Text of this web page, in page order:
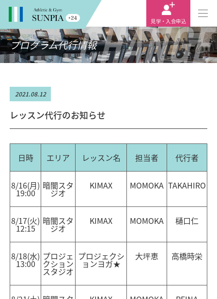
見学・入会申込
CHANGE
プログラム代行情報
2021.08.12
レッスン代行のお知らせ
日時 エリア レッスン名 担当者 代行者
8/16(月)
19:00
暗闇スタ
ジオ
KIMAX MOMOKA TAKAHIRO
8/17(火)
12:15
暗闇スタ
ジオ
KIMAX MOMOKA 樋口仁
8/18(水)
13:00
プロジェ
クション
スタジオ
プロジェクシ
ョンヨガ★
大坪恵 高橋時栄